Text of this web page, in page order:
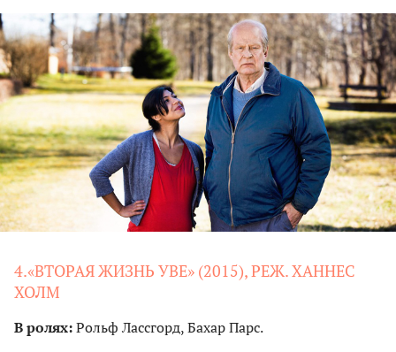
4.«ВТОРАЯ ЖИЗНЬ УВЕ» (2015), РЕЖ. ХАННЕС
ХОЛМ
В ролях:Рольф Лассгорд, Бахар Парс.